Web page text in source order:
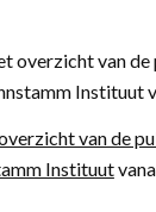
van de
Instituut